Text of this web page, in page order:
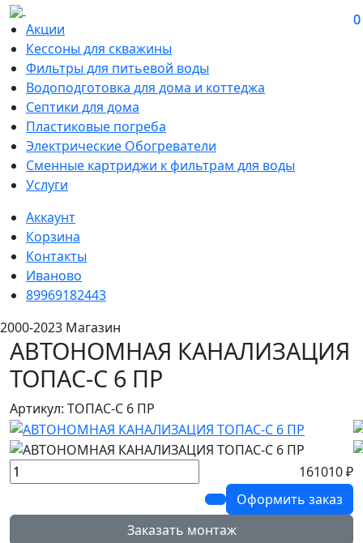
0
0
Акции
Кессоны для скважины
Фильтры для питьевой воды
Водоподготовка для дома и коттеджа
Септики для дома
Пластиковые погреба
Электрические Обогреватели
Сменные картриджи к фильтрам для воды
Услуги
Аккаунт
Корзина
Контакты
Иваново
89969182443
2000-2023 Магазин
АВТОНОМНАЯ КАНАЛИЗАЦИЯ
ТОПАС-С 6 ПР
Артикул: ТОПАС-С 6 ПР
161010 ₽
Оформить заказ
Заказать монтаж